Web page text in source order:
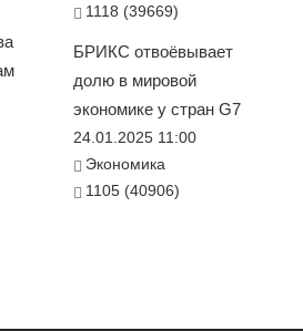
1118 (39669)
БРИКС отвоёвывает
долю в мировой
экономике у стран G7
24.01.2025 11:00
Экономика
1105 (40906)